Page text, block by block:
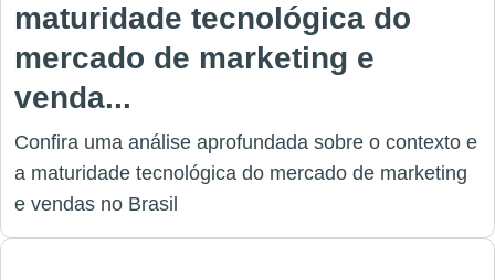
maturidade tecnológica do
mercado de marketing e
venda...
Confira uma análise aprofundada sobre o contexto e
a maturidade tecnológica do mercado de marketing
e vendas no Brasil